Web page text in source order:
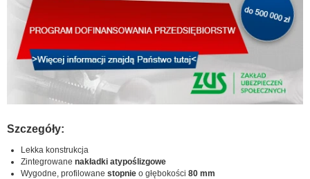
Szczegóły:
Lekka konstrukcja
Zintegrowane nakładki atypoślizgowe
Wygodne, profilowane stopnie o głębokości 80 mm